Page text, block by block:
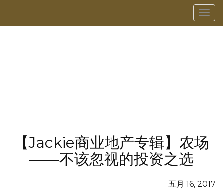
菜
單
【Jackie商业地产专辑】农场
——不该忽视的投资之选
五月 16, 2017